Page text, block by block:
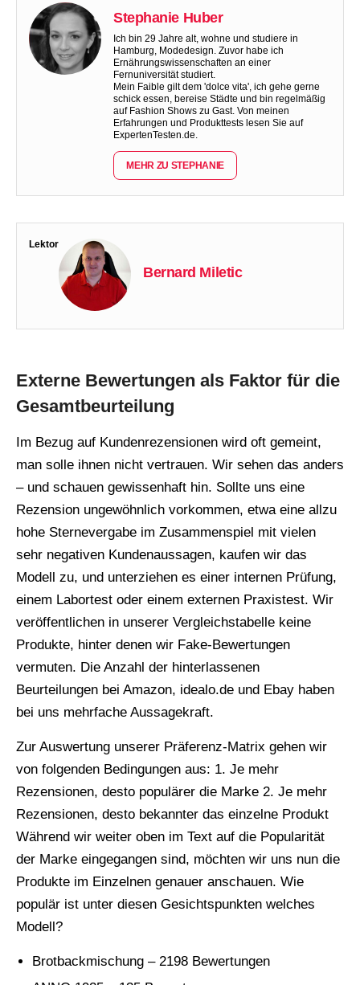
Stephanie Huber
Ich bin 29 Jahre alt, wohne und studiere in
Hamburg, Modedesign. Zuvor habe ich
Ernährungswissenschaften an einer
Fernuniversität studiert.
Mein Faible gilt dem 'dolce vita', ich gehe gerne
schick essen, bereise Städte und bin regelmäßig
auf Fashion Shows zu Gast. Von meinen
Erfahrungen und Produkttests lesen Sie auf
ExpertenTesten.de.
MEHR ZU STEPHANIE
Lektor
Bernard Miletic
Externe Bewertungen als Faktor für die
Gesamtbeurteilung
Im Bezug auf Kundenrezensionen wird oft gemeint,
man solle ihnen nicht vertrauen. Wir sehen das anders
– und schauen gewissenhaft hin. Sollte uns eine
Rezension ungewöhnlich vorkommen, etwa eine allzu
hohe Sternevergabe im Zusammenspiel mit vielen
sehr negativen Kundenaussagen, kaufen wir das
Modell zu, und unterziehen es einer internen Prüfung,
einem Labortest oder einem externen Praxistest. Wir
veröffentlichen in unserer Vergleichstabelle keine
Produkte, hinter denen wir Fake-Bewertungen
vermuten. Die Anzahl der hinterlassenen
Beurteilungen bei Amazon, idealo.de und Ebay haben
bei uns mehrfache Aussagekraft.
Zur Auswertung unserer Präferenz-Matrix gehen wir
von folgenden Bedingungen aus: 1. Je mehr
Rezensionen, desto populärer die Marke 2. Je mehr
Rezensionen, desto bekannter das einzelne Produkt
Während wir weiter oben im Text auf die Popularität
der Marke eingegangen sind, möchten wir uns nun die
Produkte im Einzelnen genauer anschauen. Wie
populär ist unter diesen Gesichtspunkten welches
Modell?
Brotbackmischung – 2198 Bewertungen